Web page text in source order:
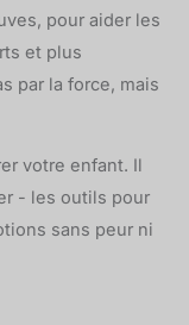
pour aider les
et plus
par la force, mais
votre enfant. Il
- les outils pour
sans peur ni